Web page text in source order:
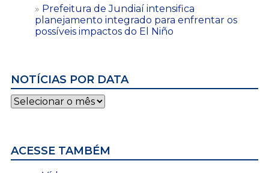
Prefeitura de Jundiaí intensifica
planejamento integrado para enfrentar os
possíveis impactos do El Niño
NOTÍCIAS POR DATA
Notícias
por
ACESSE TAMBÉM